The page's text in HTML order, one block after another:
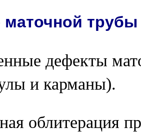
трубы
дефекты
и карманы).
облитерация